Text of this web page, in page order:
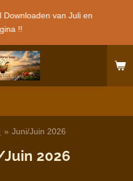
Downloaden van Juli en
!!
» Juni/Juin 2026
2026